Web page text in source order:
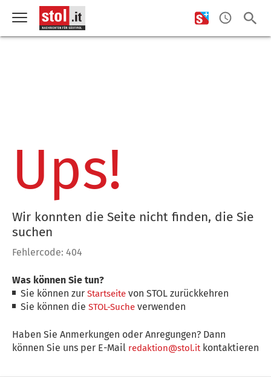
Ups!
Wir konnten die Seite nicht finden, die Sie
suchen
Fehlercode: 404
Was können Sie tun?
Sie können zurStartseite von STOL zurückkehren
Sie können dieSTOL-Suche verwenden
Haben Sie Anmerkungen oder Anregungen? Dann
können Sie uns per E-Mail redaktion@stol.itkontaktieren